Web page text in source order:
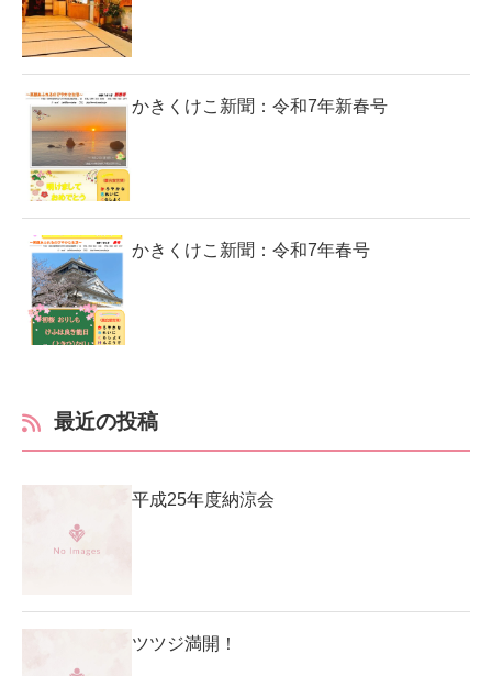
かきくけこ新聞：令和7年新春号
かきくけこ新聞：令和7年春号
最近の投稿
平成25年度納涼会
ツツジ満開！